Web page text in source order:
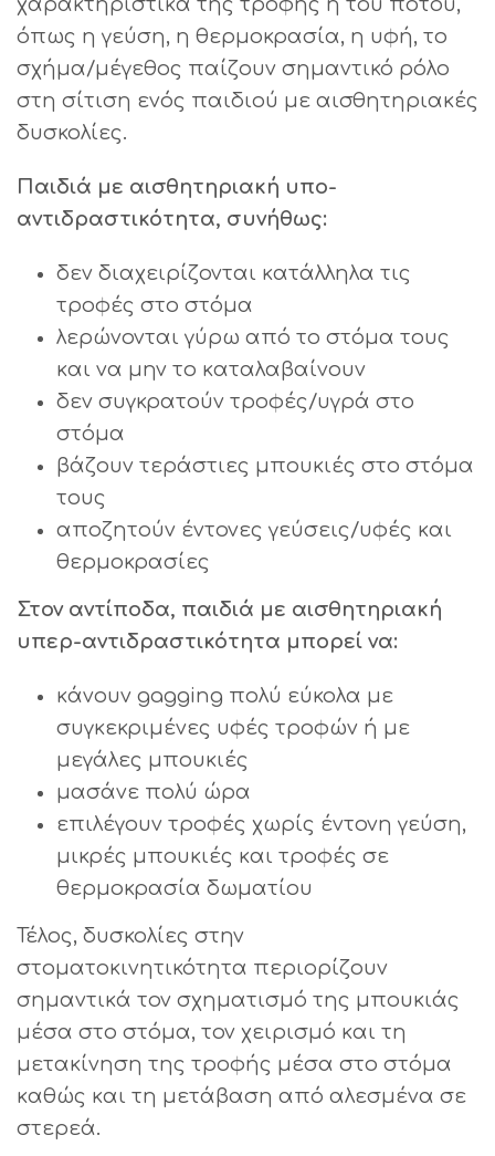
όπως η γεύση, η θερμοκρασία, η υφή, το
σχήμα/μέγεθος παίζουν σημαντικό ρόλο
στη σίτιση ενός παιδιού με αισθητηριακές
δυσκολίες.
Παιδιά με αισθητηριακή υπο-
αντιδραστικότητα, συνήθως:
δεν διαχειρίζονται κατάλληλα τις
τροφές στο στόμα
λερώνονται γύρω από το στόμα τους
και να μην το καταλαβαίνουν
δεν συγκρατούν τροφές/υγρά στο
στόμα
βάζουν τεράστιες μπουκιές στο στόμα
τους
αποζητούν έντονες γεύσεις/υφές και
θερμοκρασίες
Στον αντίποδα, παιδιά με αισθητηριακή
υπερ-αντιδραστικότητα μπορεί να:
κάνουν gagging πολύ εύκολα με
συγκεκριμένες υφές τροφών ή με
μεγάλες μπουκιές
μασάνε πολύ ώρα
επιλέγουν τροφές χωρίς έντονη γεύση,
μικρές μπουκιές και τροφές σε
θερμοκρασία δωματίου
Τέλος, δυσκολίες στην
στοματοκινητικότητα περιορίζουν
σημαντικά τον σχηματισμό της μπουκιάς
μέσα στο στόμα, τον χειρισμό και τη
μετακίνηση της τροφής μέσα στο στόμα
καθώς και τη μετάβαση από αλεσμένα σε
στερεά.